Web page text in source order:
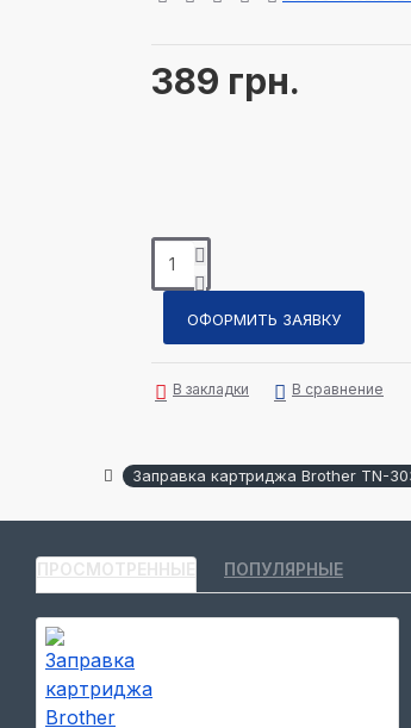
389 грн.
ОФОРМИТЬ ЗАЯВКУ
В закладки В сравнение
Заправка картриджа Brother TN-
ПРОСМОТРЕННЫЕ ПОПУЛЯРНЫЕ